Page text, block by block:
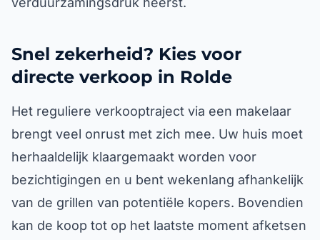
Snel zekerheid? Kies voor
directe verkoop in Rolde
Het reguliere verkooptraject via een makelaar
brengt veel onrust met zich mee. Uw huis moet
herhaaldelijk klaargemaakt worden voor
bezichtigingen en u bent wekenlang afhankelijk
van de grillen van potentiële kopers. Bovendien
kan de koop tot op het laatste moment afketsen